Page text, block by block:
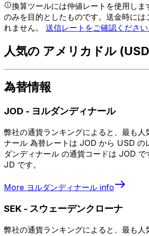
換算ツールには仲値レートを使用しま
のみを目的としたものです。送金時には
れません。 送信レートをご確認ください
人気の アメリカドル
為替情報
JOD - ヨルダンディナール
弊社の通貨ランキングによると、最も人
ナール 為替レートは JOD から USD の
ダンディナール の通貨コードは JOD で
JD です。
More ヨルダンディナール info
SEK - スウェーデンクローナ
弊社の通貨ランキングによると、最も人